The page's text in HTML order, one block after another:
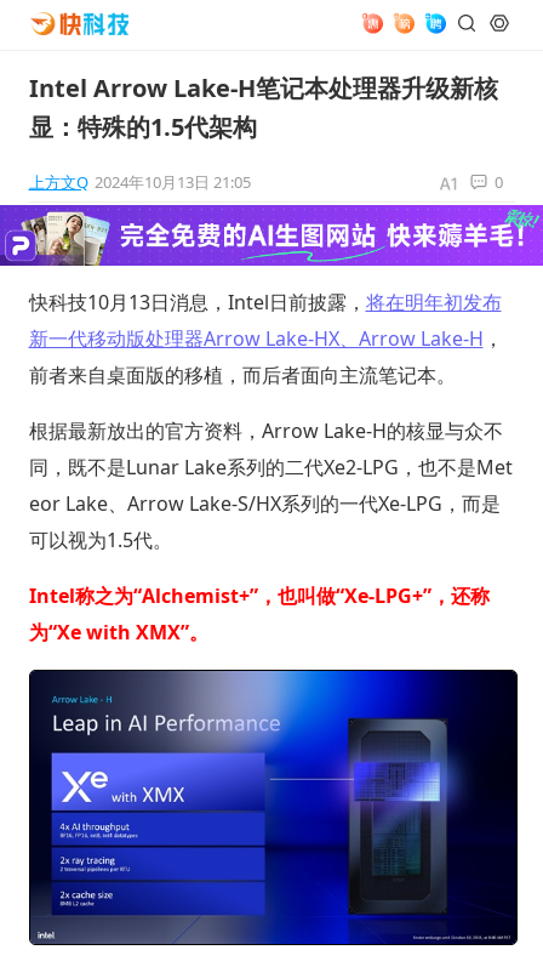
Intel Arrow Lake-H笔记本处理器升级新核
显：特殊的1.5代架构
上方文Q 2024年10月13日 21:05 0
快科技10月13日消息，Intel日前披露， 将在明年初发布
新一代移动版处理器Arrow Lake-HX、Arrow Lake-H ，
前者来自桌面版的移植，而后者面向主流笔记本。
根据最新放出的官方资料，Arrow Lake-H的核显与众不
同，既不是Lunar Lake系列的二代Xe2-LPG，也不是Met
eor Lake、Arrow Lake-S/HX系列的一代Xe-LPG，而是
可以视为1.5代。
Intel称之为“Alchemist+”，也叫做“Xe-LPG+”，还称
为“Xe with XMX”。